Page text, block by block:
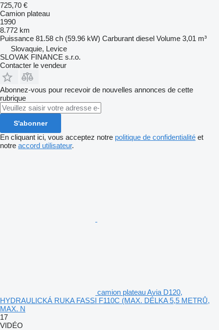
725,70 €
Camion plateau
1990
8.772 km
Puissance 81.58 ch (59.96 kW) Carburant diesel Volume 3,01 m³
Slovaquie, Levice
SLOVAK FINANCE s.r.o.
Contacter le vendeur
Abonnez-vous pour recevoir de nouvelles annonces de cette
rubrique
S'abonner
En cliquant ici, vous acceptez notre politique de confidentialité et
notre accord utilisateur.
camion plateau Avia D120,
HYDRAULICKÁ RUKA FASSI F110C (MAX. DÉLKA 5,5 METRŮ,
MAX. N
17
VIDÉO